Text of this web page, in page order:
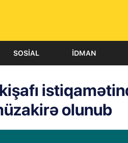
SOSIAL İDMAN
olunub